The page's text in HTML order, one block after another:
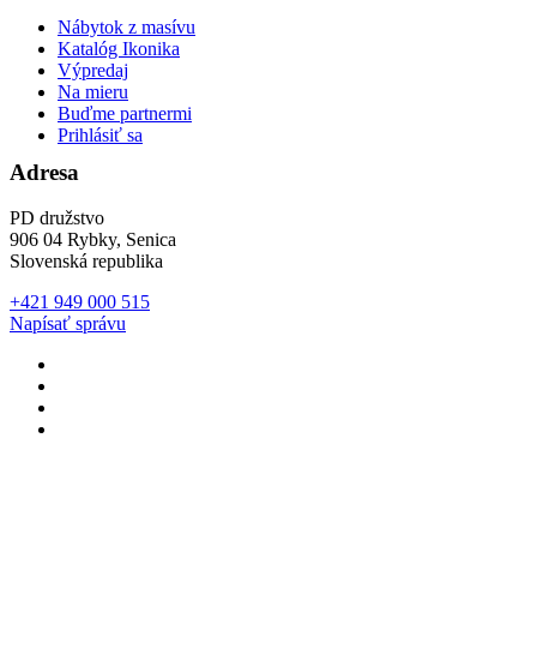
Nábytok z masívu
Katalóg Ikonika
Výpredaj
Na mieru
Buďme partnermi
Prihlásiť sa
Adresa
PD družstvo
906 04 Rybky, Senica
Slovenská republika
+421 949 000 515
Napísať správu